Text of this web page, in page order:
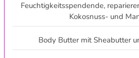
Feuchtigkeitsspendende,
Kokosnuss- und
Body Butter mit Sheabutter